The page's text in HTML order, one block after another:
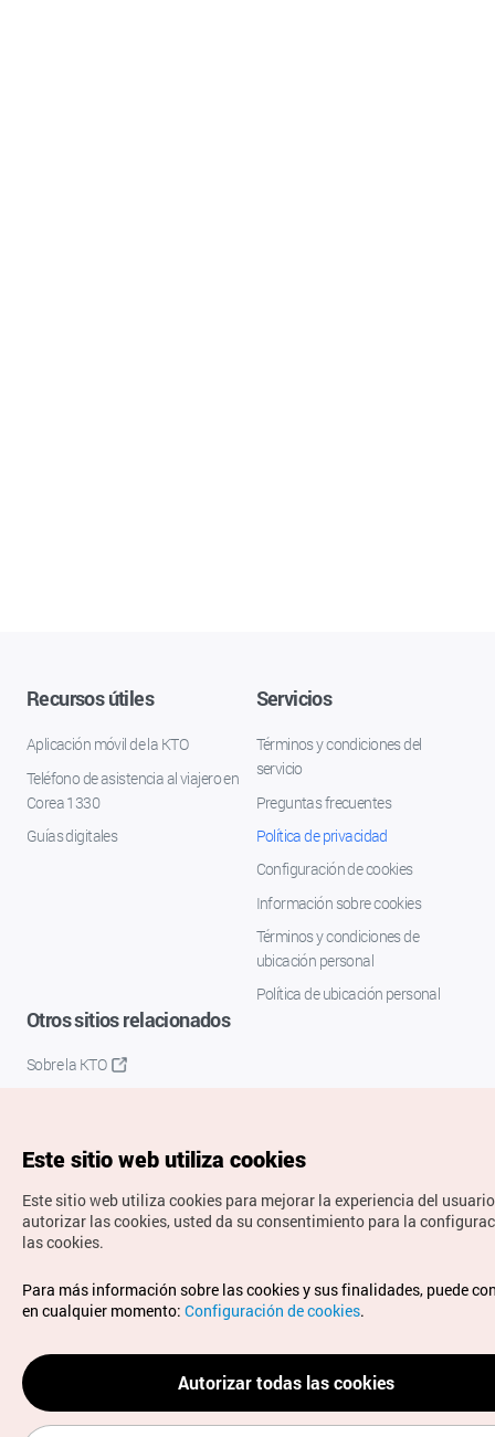
Recursos útiles
Aplicación móvil de la KTO
Teléfono de asistencia al viajero en
Corea 1330
Guías digitales
Servicios
Términos y condiciones del
servicio
Preguntas frecuentes
Política de privacidad
Configuración de cookies
Información sobre cookies
Términos y condiciones de
ubicación personal
Política de ubicación personal
Otros sitios relacionados
Sobre la KTO
Copyrights © Organización de Turismo de Corea. Todos los
derechos reservados.
Para informes de errores y cuestiones relacionadas con el
sitio web, dirija sus consultas al correoelectrónico oficial:
spanish@knto.or.kr
Este sitio web utiliza cookies
Este sitio web utiliza cookies para mejorar la experiencia del
autorizar las cookies, usted da su consentimiento para la
las cookies.
Para más información sobre las cookies y sus finalidades, puede
en cualquier momento: Configuración de cookies.
Autorizar todas las cookies